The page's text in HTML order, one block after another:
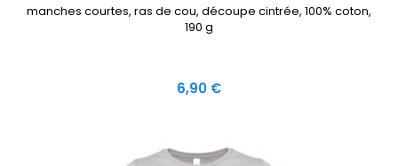
manches courtes, ras de cou, découpe cintrée, 100% coton,
190 g
Prix
6,90 €